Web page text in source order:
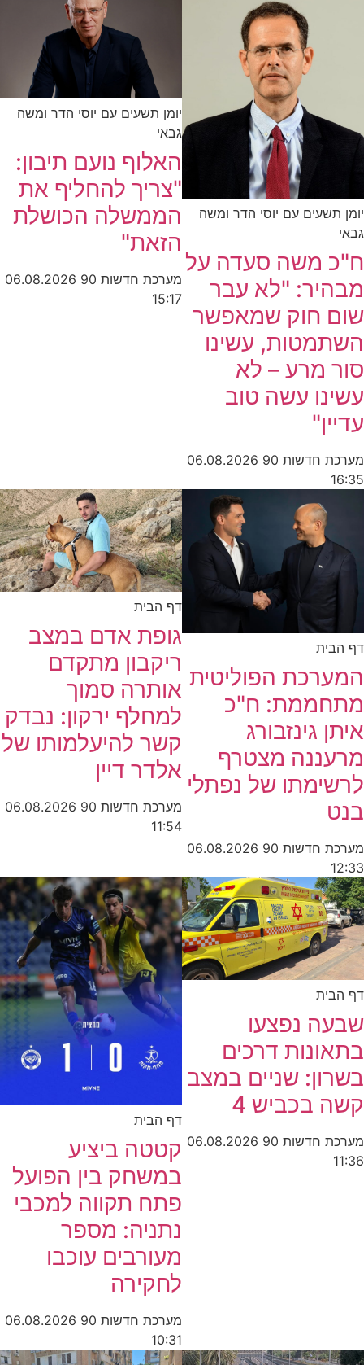
יומן תשעים עם יוסי הדר ומשה
גבאי
ח"כ משה סעדה על
מבהיר: "לא עבר
שום חוק שמאפשר
השתמטות, עשינו
סור מרע – לא
עשינו עשה טוב
עדיין"
מערכת חדשות 90
06.08.2026
16:35
יומן תשעים עם יוסי הדר ומשה
גבאי
האלוף נועם תיבון:
"צריך להחליף את
הממשלה הכושלת
הזאת"
מערכת חדשות 90
06.08.2026
15:17
דף הבית
המערכת הפוליטית
מתחממת: ח"כ
איתן גינזבורג
מרעננה מצטרף
לרשימתו של נפתלי
בנט
מערכת חדשות 90
06.08.2026
12:33
דף הבית
גופת אדם במצב
ריקבון מתקדם
אותרה סמוך
למחלף ירקון: נבדק
קשר להיעלמותו של
אלדר דיין
מערכת חדשות 90
06.08.2026
11:54
דף הבית
שבעה נפצעו
בתאונות דרכים
בשרון: שניים במצב
קשה בכביש 4
מערכת חדשות 90
06.08.2026
11:36
דף הבית
קטטה ביציע
במשחק בין הפועל
פתח תקווה למכבי
נתניה: מספר
מעורבים עוכבו
לחקירה
מערכת חדשות 90
06.08.2026
10:31